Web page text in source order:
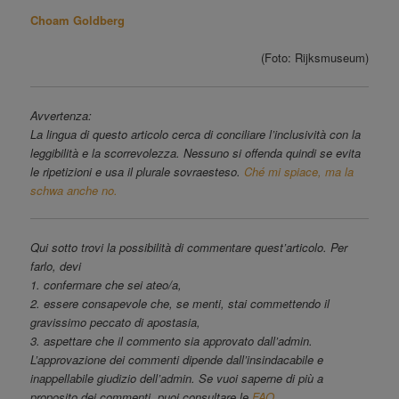
Choam Goldberg
(Foto: Rijksmuseum)
Avvertenza:
La lingua di questo articolo cerca di conciliare l’inclusività con la
leggibilità e la scorrevolezza. Nessuno si offenda quindi se evita
le ripetizioni e usa il plurale sovraesteso. Ché mi spiace, ma la
schwa anche no.
Qui sotto trovi la possibilità di commentare quest’articolo. Per
farlo, devi
1. confermare che sei ateo/a,
2. essere consapevole che, se menti, stai commettendo il
gravissimo peccato di apostasia,
3. aspettare che il commento sia approvato dall’admin.
L’approvazione dei commenti dipende dall’insindacabile e
inappellabile giudizio dell’admin. Se vuoi saperne di più a